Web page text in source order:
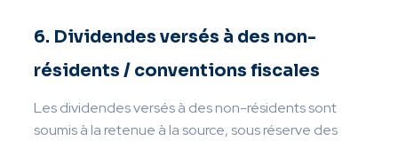
6. Dividendes versés à des non-
résidents / conventions fiscales
Les dividendes versés à des non-résidents sont
soumis à la retenue à la source, sous réserve des